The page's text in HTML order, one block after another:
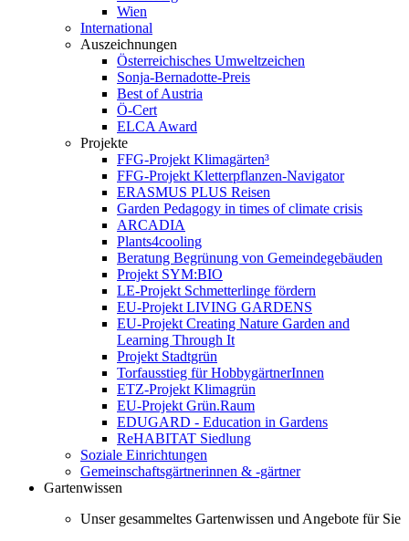
Wien
International
Auszeichnungen
Österreichisches Umweltzeichen
Sonja-Bernadotte-Preis
Best of Austria
Ö-Cert
ELCA Award
Projekte
FFG-Projekt Klimagärten³
FFG-Projekt Kletterpflanzen-Navigator
ERASMUS PLUS Reisen
Garden Pedagogy in times of climate crisis
ARCADIA
Plants4cooling
Beratung Begrünung von Gemeindegebäuden
Projekt SYM:BIO
LE-Projekt Schmetterlinge fördern
EU-Projekt LIVING GARDENS
EU-Projekt Creating Nature Garden and
Learning Through It
Projekt Stadtgrün
Torfausstieg für HobbygärtnerInnen
ETZ-Projekt Klimagrün
EU-Projekt Grün.Raum
EDUGARD - Education in Gardens
ReHABITAT Siedlung
Soziale Einrichtungen
Gemeinschaftsgärtnerinnen & -gärtner
Gartenwissen
Unser gesammeltes Gartenwissen und Angebote für Sie